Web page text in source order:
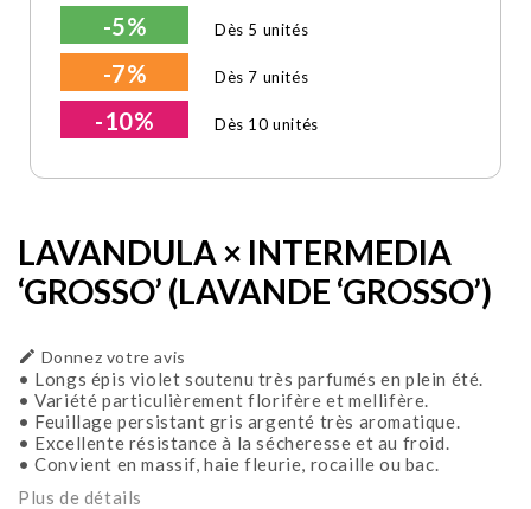
-5% Dès 5 unités
-7% Dès 7 unités
-10% Dès 10 unités
LAVANDULA × INTERMEDIA
‘GROSSO’ (LAVANDE ‘GROSSO’)
 Donnez votre avis
• Longs épis violet soutenu très parfumés en plein été.
• Variété particulièrement florifère et mellifère.
• Feuillage persistant gris argenté très aromatique.
• Excellente résistance à la sécheresse et au froid.
• Convient en massif, haie fleurie, rocaille ou bac.
Plus de détails